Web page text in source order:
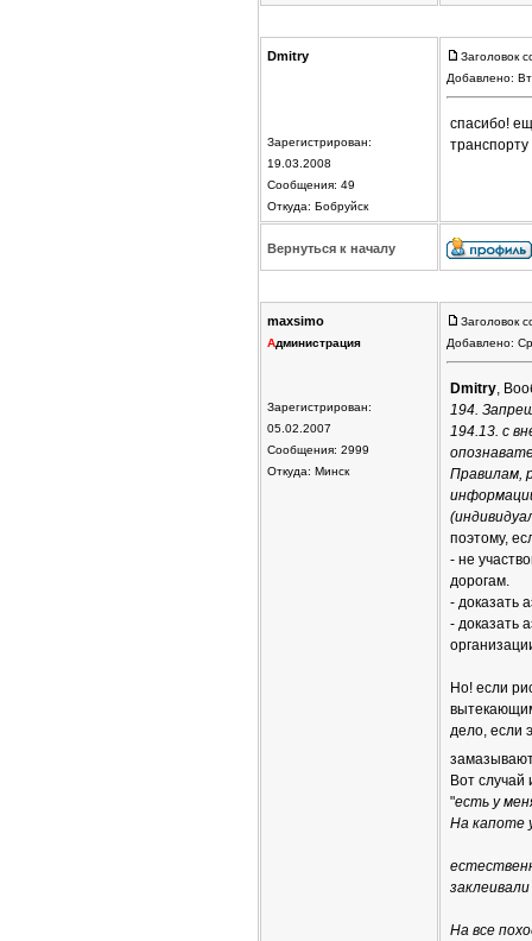
Dmitry
Зарегистрирован:
19.03.2008
Сообщения: 49
Откуда: Бобруйск
Заголовок
Добавлено:
спасибо!
Вернуться к началу
maxsimo
Администрация
Зарегистрирован:
05.02.2007
Сообщения: 2999
Откуда: Минск
Заголовок
Добавлено:
Dmitry,
194.
194.13. с
Правилам,
поэтому,
- не
дорогам.
- доказать
- доказать
Но! если
дело, если
Вот случай
"есть у
На капоте
На все